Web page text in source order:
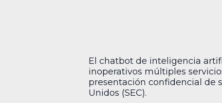
El chatbot de inteligencia
inoperativos múltiples
presentación confidencial de
Unidos (SEC).